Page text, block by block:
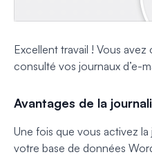
Excellent travail ! Vous
consulté vos journaux d’e-
Avantages de la
Une fois que vous activez
votre base de données